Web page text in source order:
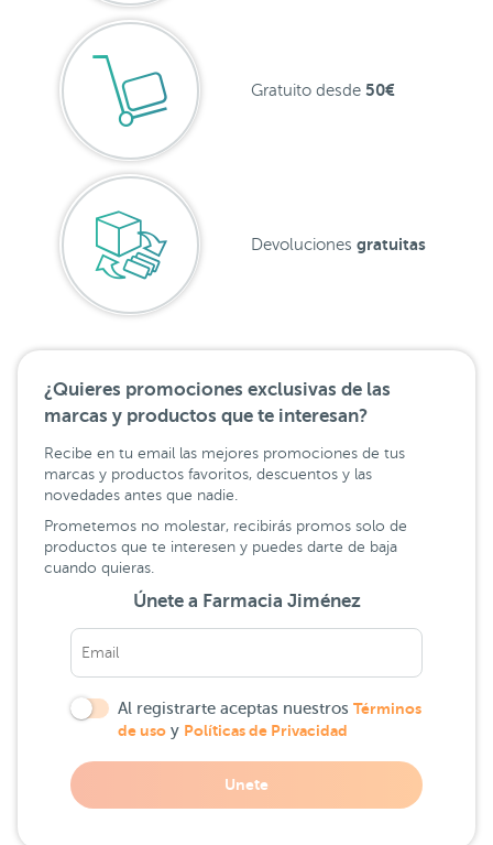
Gratuito desde 50€
Devoluciones gratuitas
¿Quieres promociones exclusivas de las
marcas y productos que te interesan?
Recibe en tu email las mejores promociones de tus
marcas y productos favoritos, descuentos y las
novedades antes que nadie.
Prometemos no molestar, recibirás promos solo de
productos que te interesen y puedes darte de baja
cuando quieras.
Únete a Farmacia Jiménez
Al registrarte aceptas nuestros Términos
de uso y Políticas de Privacidad
Unete